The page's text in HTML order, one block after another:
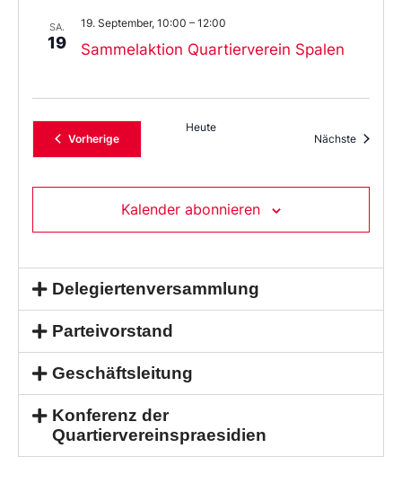
SA.
19 Sammelaktion Quartierverein Spalen
19. September, 10:00 – 12:00
VorherigeVeranstaltungen
Heute
Nächste
Kalender abonnieren
Delegiertenversammlung
Parteivorstand
Geschäftsleitung
Konferenz der
Quartiervereinspraesidien